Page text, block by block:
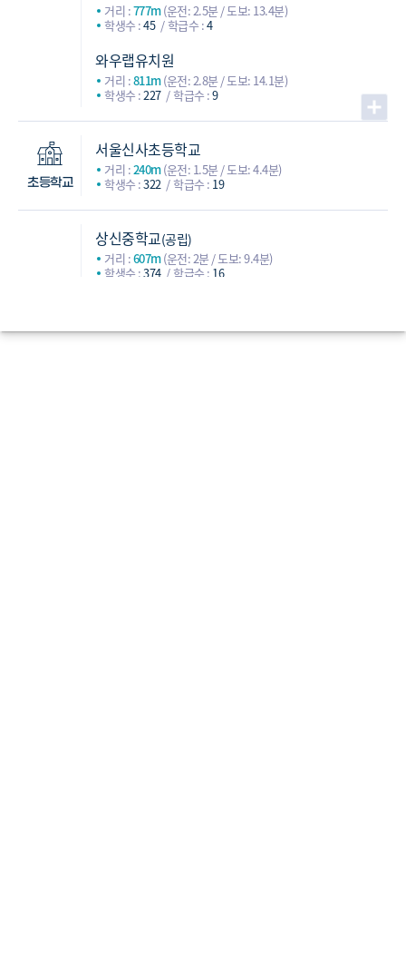
거리 :777m(운전: 2.5분 / 도보: 13.4분)
학생수 :45 학급수 :4
와우랩유치원
거리 :811m(운전: 2.8분 / 도보: 14.1분)
학생수 :227 학급수 :9
초등학교
서울신사초등학교
거리 :240m(운전: 1.5분 / 도보: 4.4분)
학생수 :322 학급수 : 19
상신중학교(공립)
거리 :607m(운전: 2분 / 도보: 9.4분)
학생수 :374 학급수 : 16
거리 :745m(운전: 3.7분 / 도보: 13.9분)